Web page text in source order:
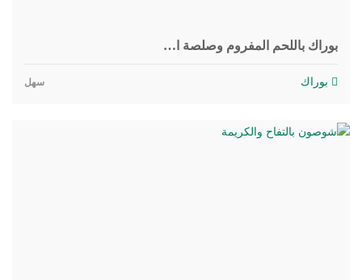
بوراك باللحم المفروم وصلصة ا…
بوراك سهل